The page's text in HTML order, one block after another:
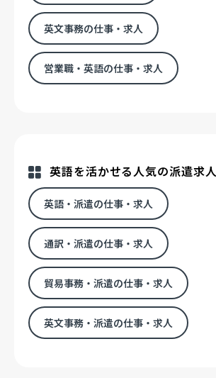
英文事務の仕事・求人
営業職・英語の仕事・求人
英語を活かせる人気の派遣求人
英語・派遣の仕事・求人
通訳・派遣の仕事・求人
貿易事務・派遣の仕事・求人
英文事務・派遣の仕事・求人